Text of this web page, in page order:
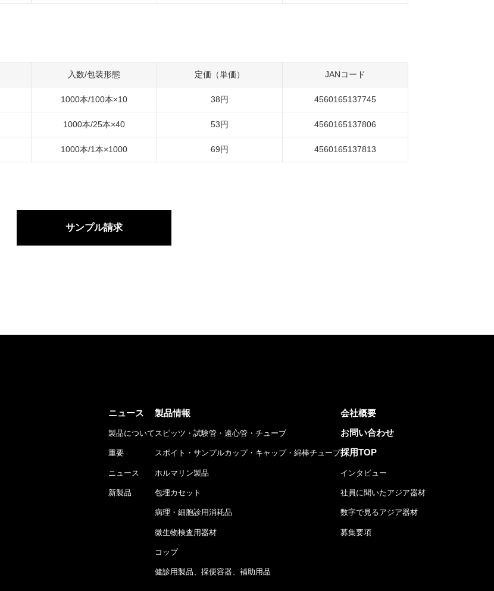
入数/包装形態 定価（単価） JANコード
1000本/100本×10 38円 4560165137745
1000本/25本×40 53円 4560165137806
1000本/1本×1000 69円 4560165137813
サンプル請求
ニュース
製品について
重要
ニュース
新製品
製品情報
スピッツ・試験管・遠心管・チューブ
スポイト・サンプルカップ・キャップ・綿棒チューブ
ホルマリン製品
包埋カセット
病理・細胞診用消耗品
微生物検査用器材
コップ
健診用製品、採便容器、補助用品
会社概要
お問い合わせ
採用TOP
インタビュー
社員に聞いたアジア器材
数字で見るアジア器材
募集要項